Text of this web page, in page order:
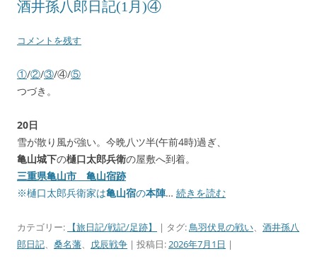
酒井孫八郎日記(1月)④
コメントを残す
①/②/③/④/⑤
つづき。
20日
雪が散り風が強い。今晩八ツ半(午前4時)過ぎ、
亀山城下の樋口太郎兵衛の屋敷へ到着。
三重県亀山市 亀山宿跡
※樋口太郎兵衛家は亀山宿の本陣… 続きを読む
カテゴリー: 【旅日記/戦記/足跡】 | タグ:鳥羽伏見の戦い、 酒井孫八
郎日記、 桑名藩、 戊辰戦争 | 投稿日:2026年7月1日 |